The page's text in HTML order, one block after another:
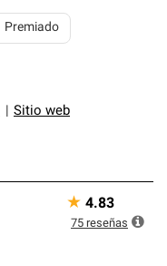
Sitio web
Premiado
★ 4.83
75 reseñas